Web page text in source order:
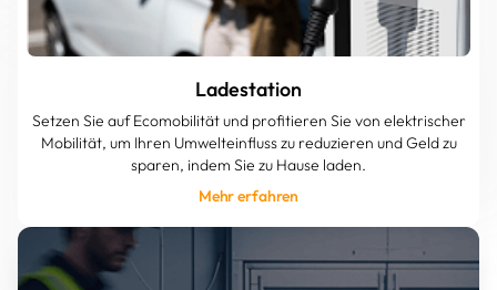
Ladestation
Setzen Sie auf Ecomobilität und profitieren Sie von elektrischer
Mobilität, um Ihren Umwelteinfluss zu reduzieren und Geld zu
sparen, indem Sie zu Hause laden.
Mehr erfahren